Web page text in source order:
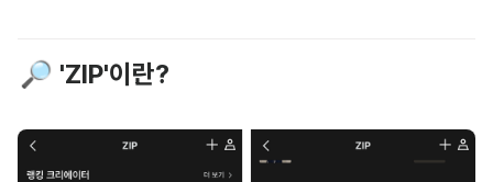
🔎 'ZIP'이란?